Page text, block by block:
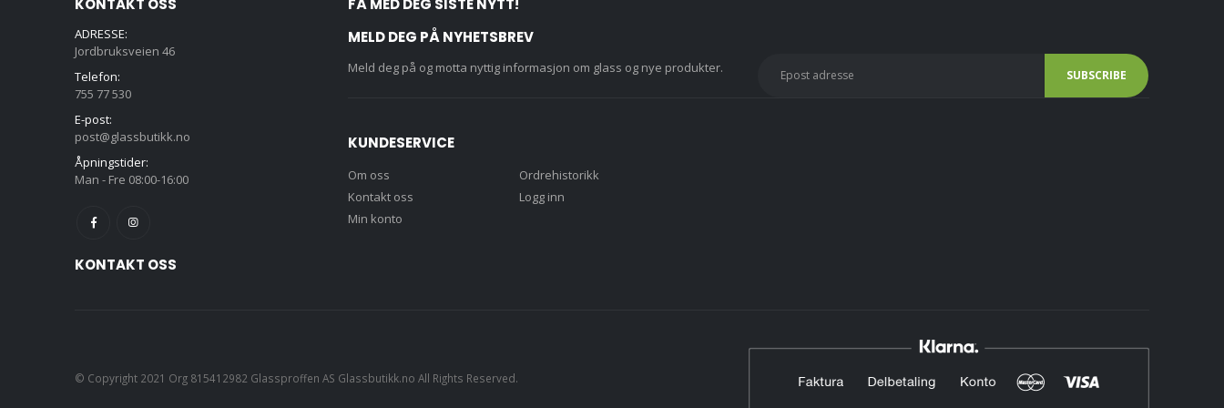
KONTAKT OSS
ADRESSE:
Jordbruksveien 46
Telefon:
755 77 530
E-post:
post@glassbutikk.no
Åpningstider:
Man - Fre 08:00-16:00
KONTAKT OSS
FÅ MED DEG SISTE NYTT!
MELD DEG PÅ NYHETSBREV
Meld deg på og motta nyttig informasjon om glass og nye produkter.
KUNDESERVICE
Om oss
Kontakt oss
Min konto
Ordrehistorikk
Logg inn
© Copyright 2021 Org 815412982 Glassproffen AS Glassbutikk.no All Rights Reserved.